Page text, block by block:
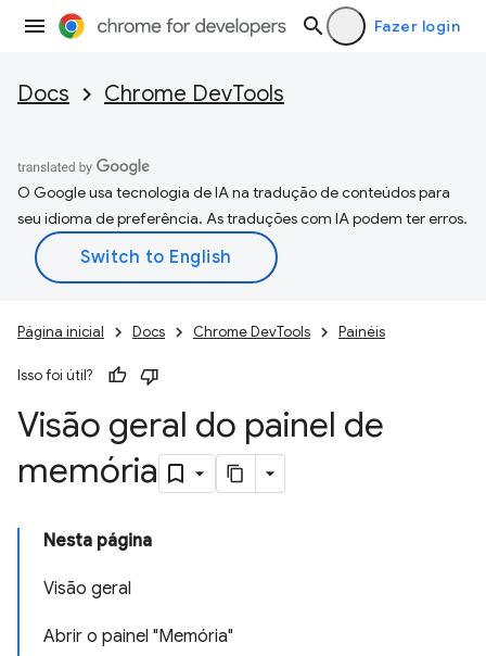
Fazer login
Docs Chrome DevTools
O Google usa tecnologia de IA na tradução de conteúdos para
seu idioma de preferência. As traduções com IA podem ter erros.
Página inicial Docs Chrome DevTools Painéis
Isso foi útil?
Visão geral do painel de
memória
Nesta página
Visão geral
Abrir o painel "Memória"